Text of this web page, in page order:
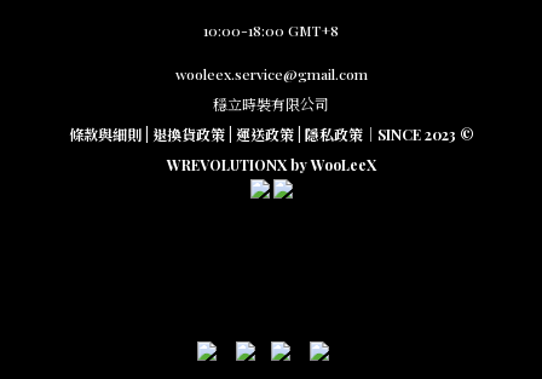
10:00-18:00 GMT+8
wooleex.service@gmail.com
穩立時裝有限公司
條款與細則| 退換貨政策| 運送政策| 隱私政策｜SINCE 2023 ©
WREVOLUTIONX by WooLeeX